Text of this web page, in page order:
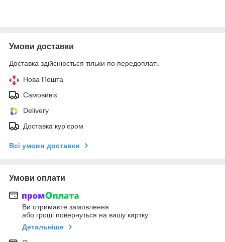
Умови доставки
Доставка здійснюється тільки по передоплаті.
Нова Пошта
Самовивіз
Delivery
Доставка кур'єром
Всі умови доставки
Умови оплати
Ви отримаєте замовлення
або гроші повернуться на вашу картку
Детальніше